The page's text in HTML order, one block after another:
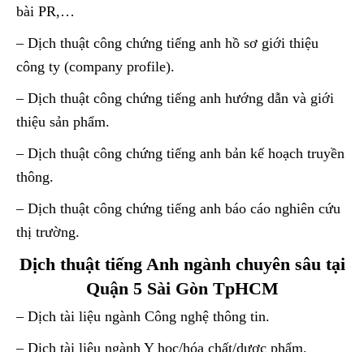
bài PR,…
– Dịch thuật công chứng tiếng anh hồ sơ giới thiệu
công ty (company profile).
– Dịch thuật công chứng tiếng anh hướng dẫn và giới
thiệu sản phẩm.
– Dịch thuật công chứng tiếng anh bản kế hoạch truyền
thông.
– Dịch thuật công chứng tiếng anh báo cáo nghiên cứu
thị trường.
Dịch thuật tiếng Anh ngành chuyên sâu tại
Quận 5 Sài Gòn TpHCM
– Dịch tài liệu ngành Công nghệ thông tin.
– Dịch tài liệu ngành Y học/hóa chất/dược phẩm.